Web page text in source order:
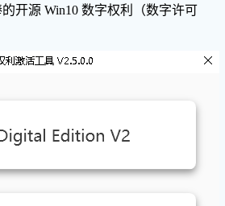
开源 Win10 数字权利（数字许可